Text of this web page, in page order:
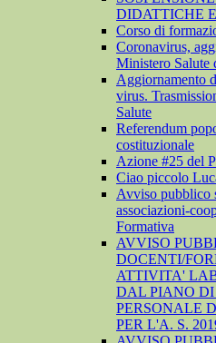
DIDATTICHE
Corso di
Coronavirus,
Ministero Salute
Aggiornamento
virus.
Salute
Referendum
costituzionale
Azione #25 del
Ciao piccolo
Avviso pubblico
associazioni-
Formativa
AVVISO
DOCENTI/
ATTIVITA'
DAL PIANO
PERSONALE
PER L'A. S.